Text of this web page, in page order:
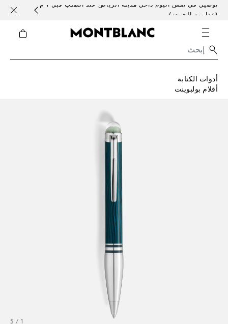
توصيل في نفس اليوم داخل مدينة الرياض عند الطلب قبل 1 م
(عدا يوم الجمعه)
أدوات الكتابة
أقلام بولبوينت
1 / 5